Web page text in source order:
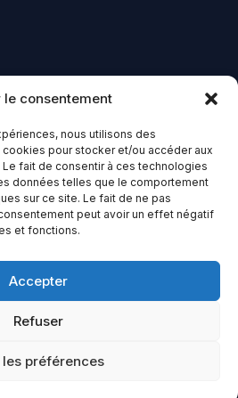
le consentement
nous utilisons des
pour stocker et/ou accéder aux
fait de consentir à ces technologies
données telles que le comportement
sur ce site. Le fait de ne pas
peut avoir un effet négatif
et fonctions.
Accepter
Refuser
les préférences
votre région.